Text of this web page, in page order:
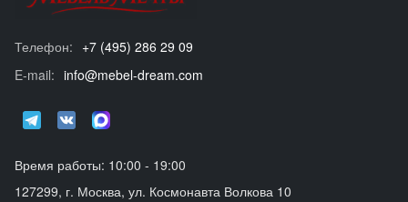
Телефон: +7 (495) 286 29 09
E-mail: info@mebel-dream.com
Время работы: 10:00 - 19:00
127299, г. Москва, ул. Космонавта Волкова 10